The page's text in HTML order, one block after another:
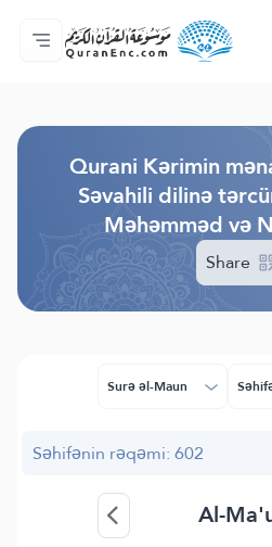
Ana səhifə
Tərcümənin mündəricatı
Audio
Tərtibatçıların xidməti -
Layihə haqqında
Bizimlə əlaqə saxla
Dil
Qurani Kərimin
Səvahili dilinə
Məhəmməd və
Share
Surə əl-Maun
Səhifənin rəqəmi: 602
Al-